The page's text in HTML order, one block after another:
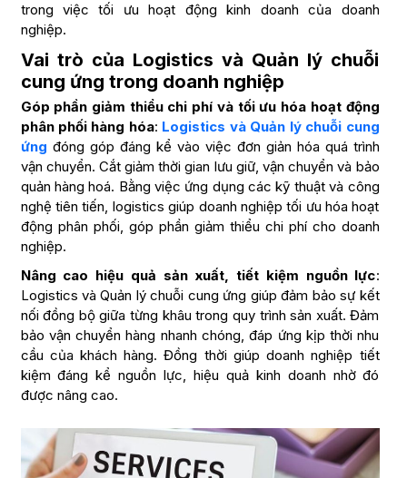
trong việc tối ưu hoạt động kinh doanh của doanh
nghiệp.
Vai trò của Logistics và Quản lý chuỗi
cung ứng trong doanh nghiệp
Góp phần giảm thiểu chi phí và tối ưu hóa hoạt động
phân phối hàng hóa: Logistics và Quản lý chuỗi cung
ứng đóng góp đáng kể vào việc đơn giản hóa quá trình
vận chuyển. Cắt giảm thời gian lưu giữ, vận chuyển và bảo
quản hàng hoá. Bằng việc ứng dụng các kỹ thuật và công
nghệ tiên tiến, logistics giúp doanh nghiệp tối ưu hóa hoạt
động phân phối, góp phần giảm thiểu chi phí cho doanh
nghiệp.
Nâng cao hiệu quả sản xuất, tiết kiệm nguồn lực:
Logistics và Quản lý chuỗi cung ứng giúp đảm bảo sự kết
nối đồng bộ giữa từng khâu trong quy trình sản xuất. Đảm
bảo vận chuyển hàng nhanh chóng, đáp ứng kịp thời nhu
cầu của khách hàng. Đồng thời giúp doanh nghiệp tiết
kiệm đáng kể nguồn lực, hiệu quả kinh doanh nhờ đó
được nâng cao.